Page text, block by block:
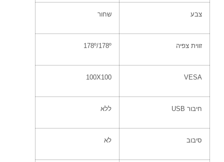
צבע שחור
זווית צפיה 178º/178º
VESA
100X100
חיבור ללא
סיבוב לא